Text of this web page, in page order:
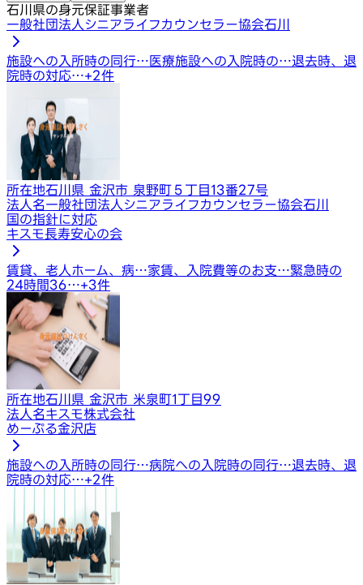
石川県の身元保証事業者
一般社団法人シニアライフカウンセラー協会石川
施設への入所時の同行…医療施設への入院時の…退去時、退
院時の対応…+2件
所在地石川県 金沢市 泉野町５丁目13番27号
法人名一般社団法人シニアライフカウンセラー協会石川
国の指針に対応
キスモ長寿安心の会
賃貸、老人ホーム、病…家賃、入院費等のお支…緊急時の
24時間36…+3件
所在地石川県 金沢市 米泉町1丁目99
法人名キスモ株式会社
めーぷる金沢店
施設への入所時の同行…病院への入院時の同行…退去時、退
院時の対応…+2件